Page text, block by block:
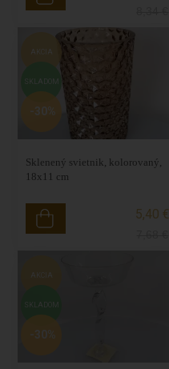
AKCIA
SKLADOM
Sklenený svietnik, kolorovaný,
18x11 cm
5,40 €
-30%
AKCIA
SKLADOM
-30%